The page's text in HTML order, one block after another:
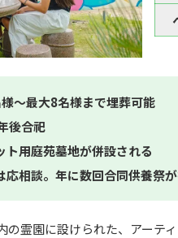
～最大8名様まで埋葬可能
後合祀
ト用庭苑墓地が併設される
応相談。年に数回合同供養祭
の霊園に設けられた、アーテ